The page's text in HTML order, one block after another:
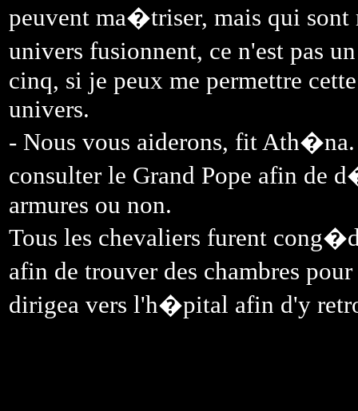
peuvent ma�triser, mais qui sont
univers fusionnent, ce n'est pas
cinq, si je peux me permettre
univers.
- Nous vous aiderons, fit
consulter le Grand Pope afin de
armures ou non.
Tous les chevaliers furent
afin de trouver des chambres
dirigea vers l'h�pital afin d'y